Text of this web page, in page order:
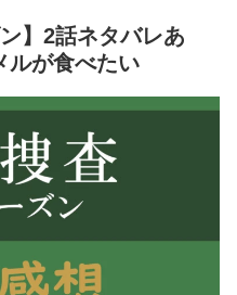
】2話ネタバレあ
ルが食べたい